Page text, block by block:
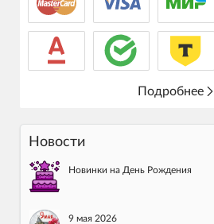
Подробнее
Новости
Новинки на День Рождения
9 мая 2026